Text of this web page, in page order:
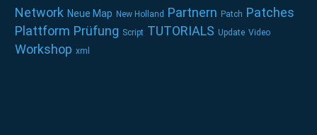
Network Neue Map New Holland Partnern Patch Patches
Plattform Prüfung Script TUTORIALS Update Video
Workshop xml